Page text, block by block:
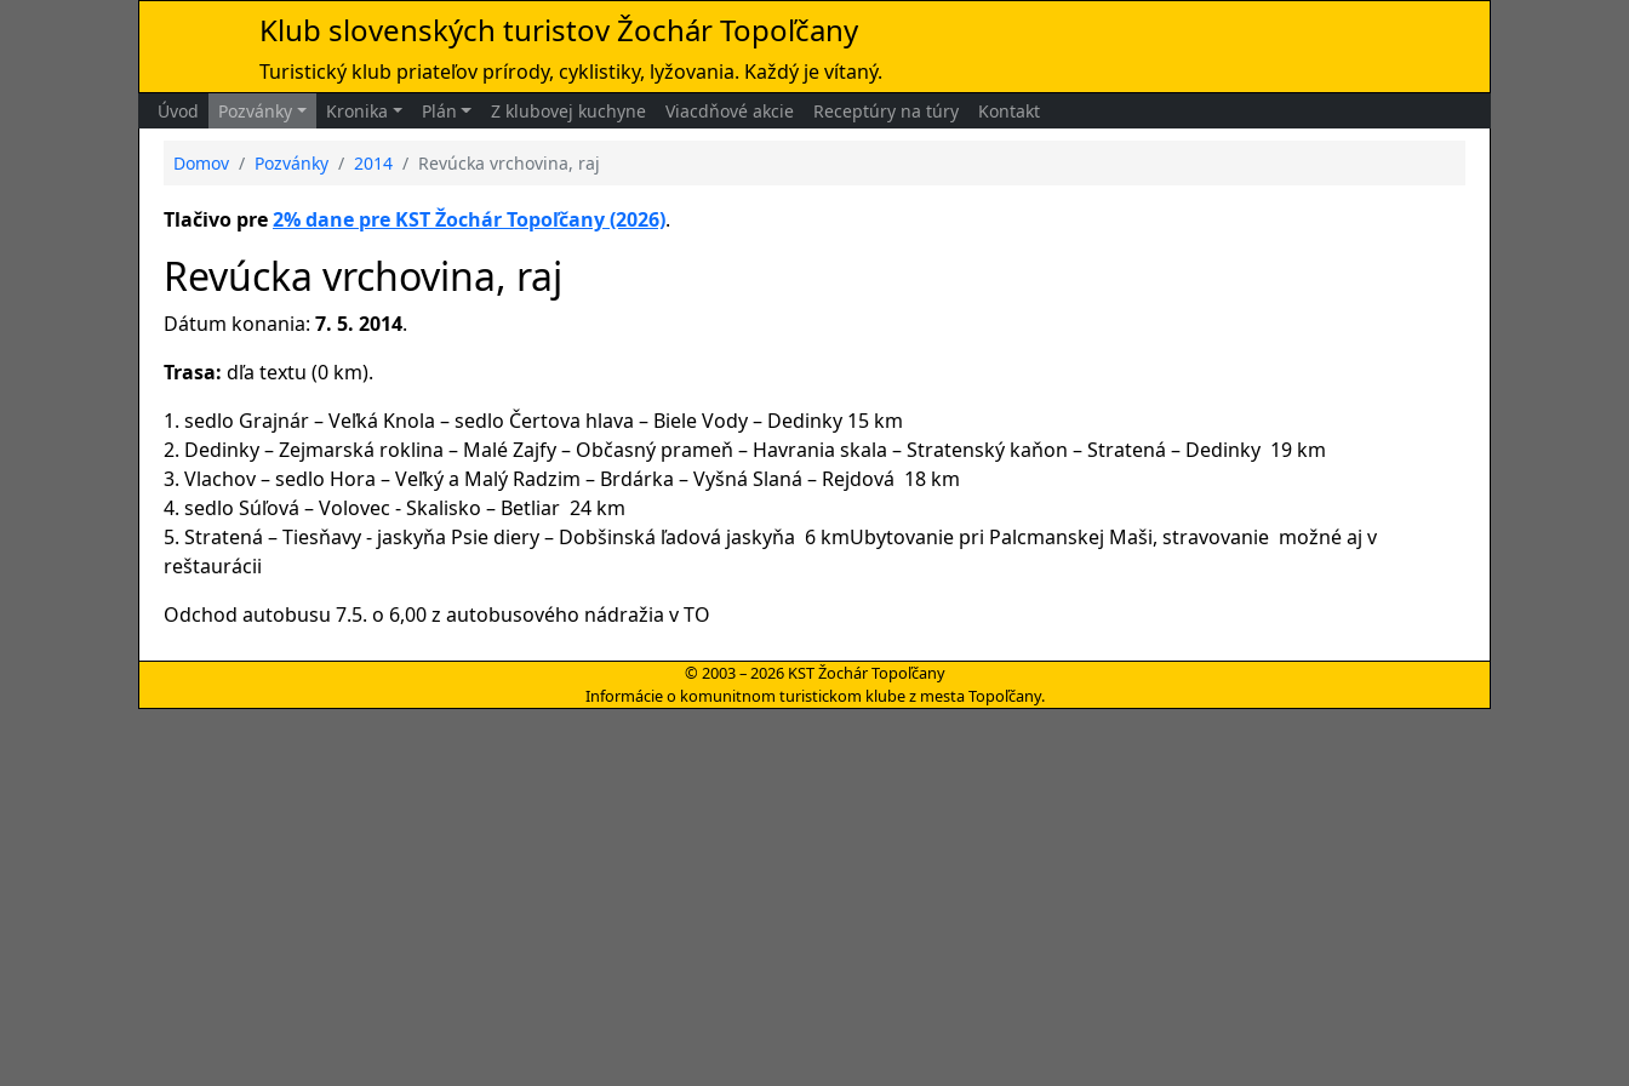
Klub slovenských turistov Žochár Topoľčany
Turistický klub priateľov prírody, cyklistiky, lyžovania. Každý je vítaný.
Úvod Pozvánky Kronika Plán Z klubovej kuchyne Viacdňové akcie Receptúry na túry Kontakt
Domov Pozvánky 2014 Revúcka vrchovina, raj
Tlačivo pre2% dane pre KST Žochár Topoľčany (2026).
Revúcka vrchovina, raj
Dátum konania: 7. 5. 2014.
Trasa: dľa textu (0 km).
1. sedlo Grajnár – Veľká Knola – sedlo Čertova hlava – Biele Vody – Dedinky 15 km
2. Dedinky – Zejmarská roklina – Malé Zajfy – Občasný prameň – Havrania skala – Stratenský kaňon – Stratená – Dedinky 19 km
3. Vlachov – sedlo Hora – Veľký a Malý Radzim – Brdárka – Vyšná Slaná – Rejdová 18 km
4. sedlo Súľová – Volovec - Skalisko – Betliar 24 km
5. Stratená – Tiesňavy - jaskyňa Psie diery – Dobšinská ľadová jaskyňa 6 kmUbytovanie pri Palcmanskej Maši, stravovanie možné aj v
reštaurácii
Odchod autobusu 7.5. o 6,00 z autobusového nádražia v TO
© 2003 – 2026 KST Žochár Topoľčany
Informácie o komunitnom turistickom klube z mesta Topoľčany.